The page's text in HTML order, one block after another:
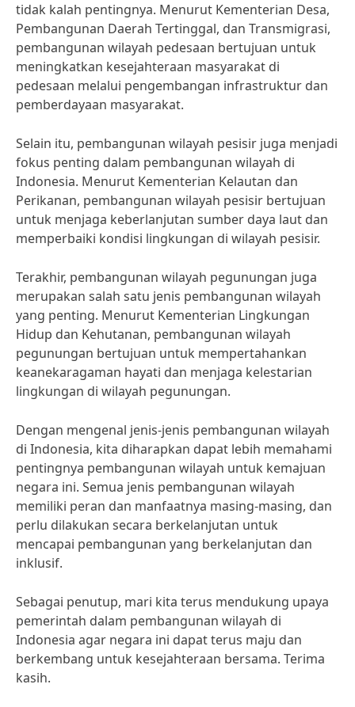
tidak kalah pentingnya. Menurut Kementerian Desa,
Pembangunan Daerah Tertinggal, dan Transmigrasi,
pembangunan wilayah pedesaan bertujuan untuk
meningkatkan kesejahteraan masyarakat di
pedesaan melalui pengembangan infrastruktur dan
pemberdayaan masyarakat.
Selain itu, pembangunan wilayah pesisir juga menjadi
fokus penting dalam pembangunan wilayah di
Indonesia. Menurut Kementerian Kelautan dan
Perikanan, pembangunan wilayah pesisir bertujuan
untuk menjaga keberlanjutan sumber daya laut dan
memperbaiki kondisi lingkungan di wilayah pesisir.
Terakhir, pembangunan wilayah pegunungan juga
merupakan salah satu jenis pembangunan wilayah
yang penting. Menurut Kementerian Lingkungan
Hidup dan Kehutanan, pembangunan wilayah
pegunungan bertujuan untuk mempertahankan
keanekaragaman hayati dan menjaga kelestarian
lingkungan di wilayah pegunungan.
Dengan mengenal jenis-jenis pembangunan wilayah
di Indonesia, kita diharapkan dapat lebih memahami
pentingnya pembangunan wilayah untuk kemajuan
negara ini. Semua jenis pembangunan wilayah
memiliki peran dan manfaatnya masing-masing, dan
perlu dilakukan secara berkelanjutan untuk
mencapai pembangunan yang berkelanjutan dan
inklusif.
Sebagai penutup, mari kita terus mendukung upaya
pemerintah dalam pembangunan wilayah di
Indonesia agar negara ini dapat terus maju dan
berkembang untuk kesejahteraan bersama. Terima
kasih.